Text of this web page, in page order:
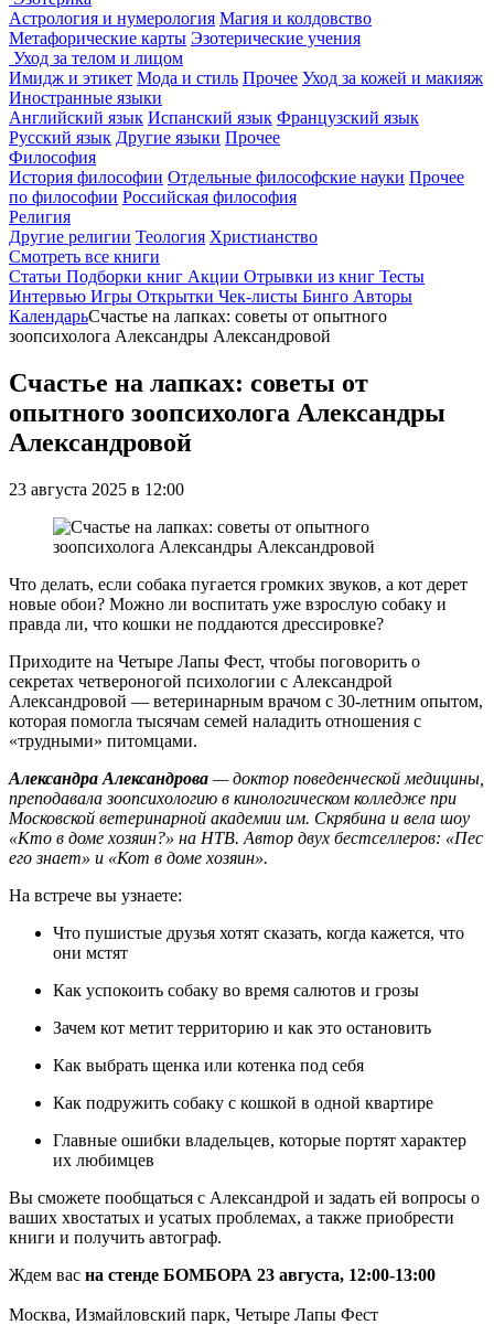
Астрология и нумерология Магия и колдовство
Метафорические карты Эзотерические учения
Уход за телом и лицом
Имидж и этикет Мода и стиль Прочее Уход за кожей и макияж
Иностранные языки
Английский язык Испанский язык Французский язык
Русский язык Другие языки Прочее
Философия
История философии Отдельные философские науки Прочее
по философии Российская философия
Религия
Другие религии Теология Христианство
Смотреть все книги
Статьи Подборки книг Акции Отрывки из книг Тесты
Интервью Игры Открытки Чек-листы Бинго Авторы
КалендарьСчастье на лапках: советы от опытного
зоопсихолога Александры Александровой
Счастье на лапках: советы от
опытного зоопсихолога Александры
Александровой
23 августа 2025 в 12:00
Что делать, если собака пугается громких звуков, а кот дерет
новые обои? Можно ли воспитать уже взрослую собаку и
правда ли, что кошки не поддаются дрессировке?
Приходите на Четыре Лапы Фест, чтобы поговорить о
секретах четвероногой психологии с Александрой
Александровой — ветеринарным врачом с 30-летним опытом,
которая помогла тысячам семей наладить отношения с
«трудными» питомцами.
Александра Александрова — доктор поведенческой медицины,
преподавала зоопсихологию в кинологическом колледже при
Московской ветеринарной академии им. Скрябина и вела шоу
«Кто в доме хозяин?» на НТВ. Автор двух бестселлеров: «Пес
его знает» и «Кот в доме хозяин».
На встрече вы узнаете:
Что пушистые друзья хотят сказать, когда кажется, что
они мстят
Как успокоить собаку во время салютов и грозы
Зачем кот метит территорию и как это остановить
Как выбрать щенка или котенка под себя
Как подружить собаку с кошкой в одной квартире
Главные ошибки владельцев, которые портят характер
их любимцев
Вы сможете пообщаться с Александрой и задать ей вопросы о
ваших хвостатых и усатых проблемах, а также приобрести
книги и получить автограф.
Ждем вас на стенде БОМБОРА 23 августа, 12:00-13:00
Москва, Измайловский парк, Четыре Лапы Фест